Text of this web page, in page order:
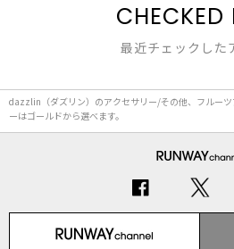
CHECKED
最近チェックした
dazzlin（ダズリン）のアクセサリー/その他、フルー
ーはゴールドから選べます。